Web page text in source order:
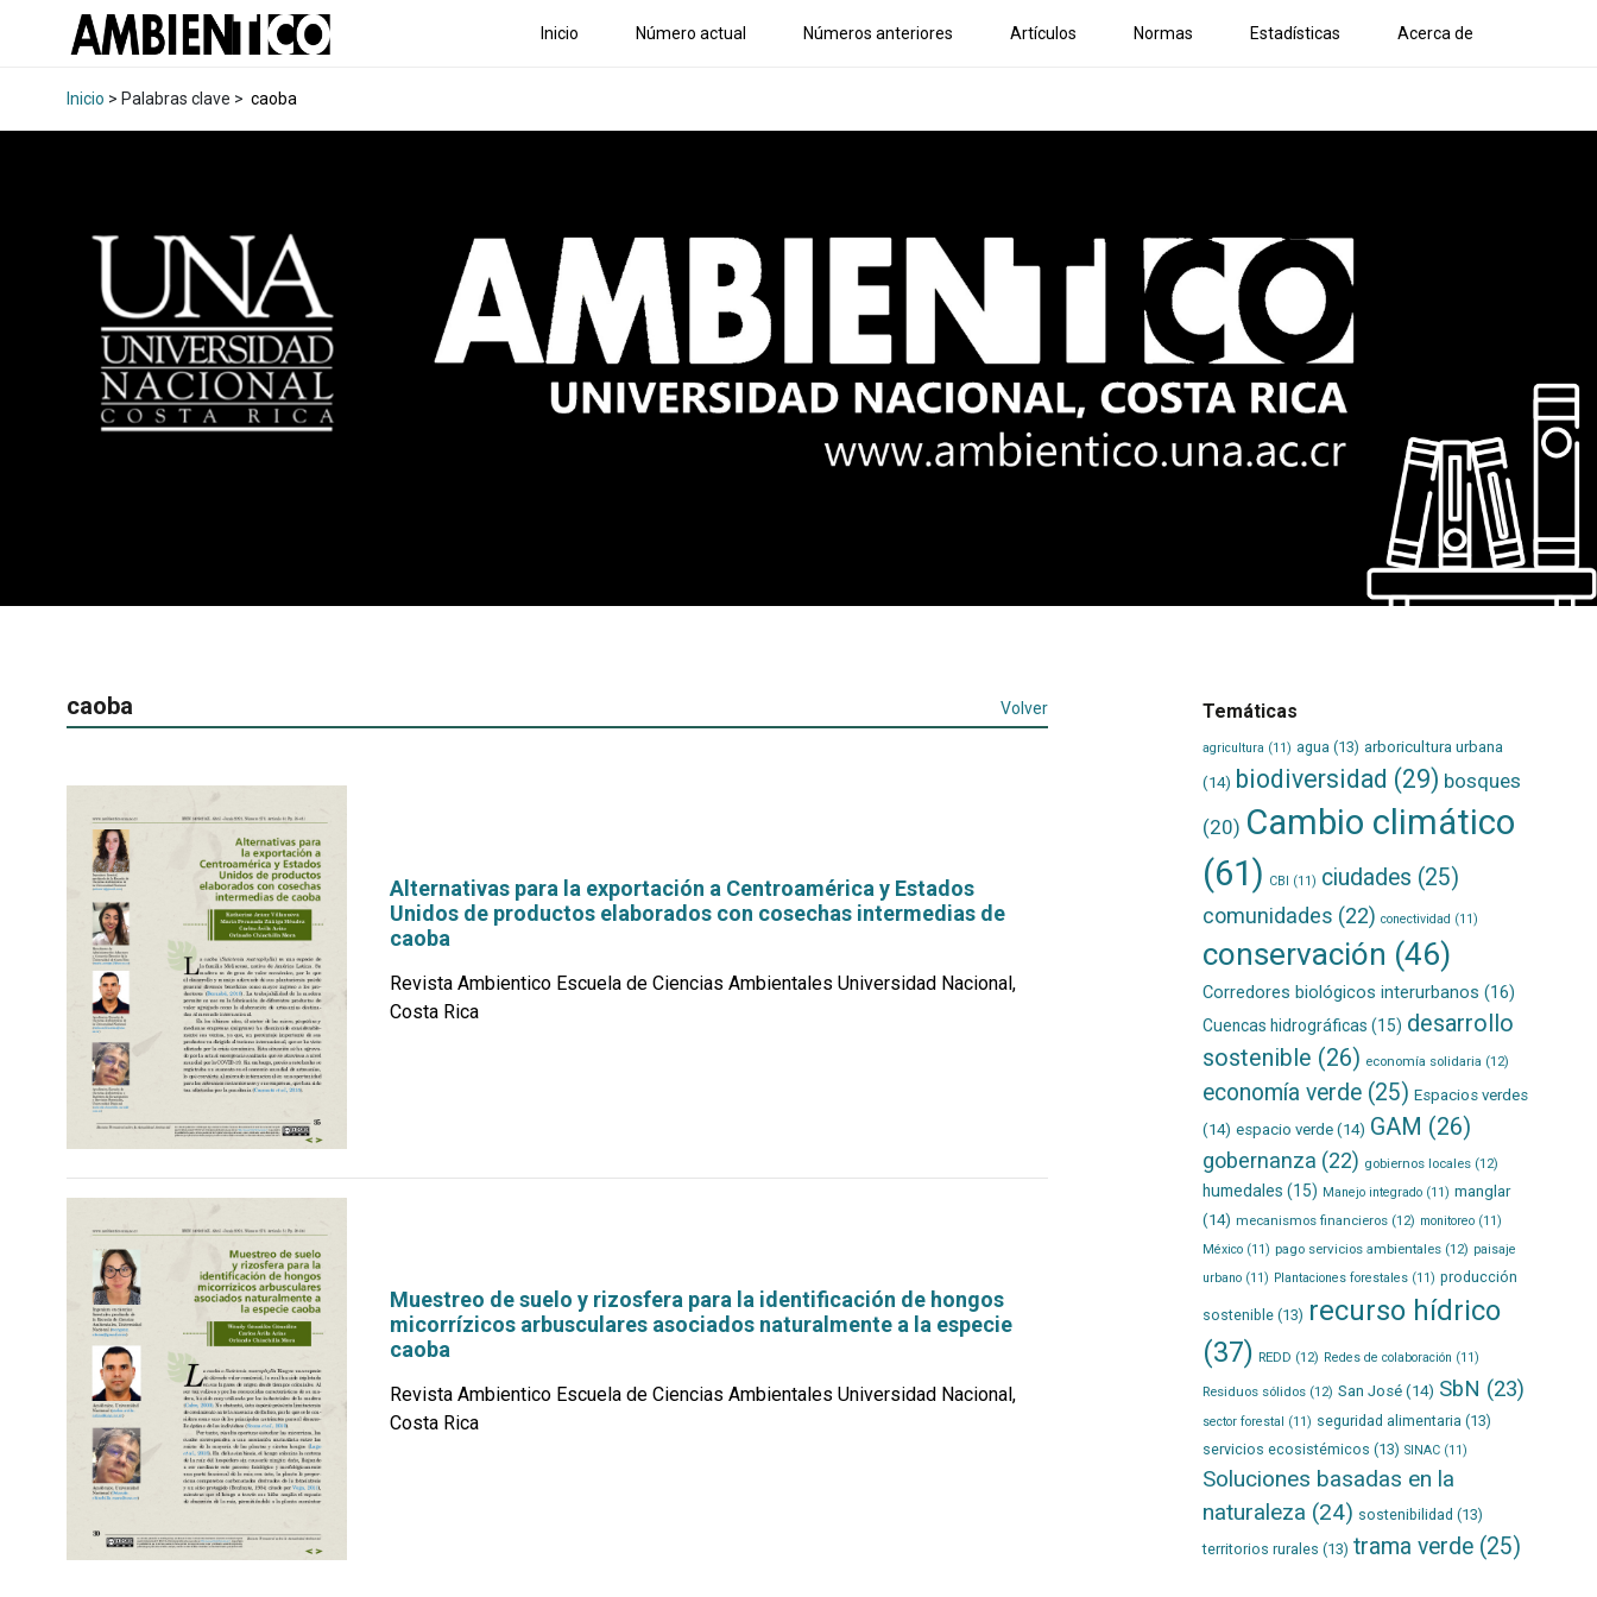
Inicio Número actual Números anteriores Artículos Normas Estadísticas Acerca de
Inicio > Palabras clave > caoba
caoba Volver
Alternativas para la exportación a Centroamérica y Estados
Unidos de productos elaborados con cosechas intermedias de
caoba
Revista Ambientico Escuela de Ciencias Ambientales Universidad Nacional,
Costa Rica
Muestreo de suelo y rizosfera para la identificación de hongos
micorrízicos arbusculares asociados naturalmente a la especie
caoba
Revista Ambientico Escuela de Ciencias Ambientales Universidad Nacional,
Costa Rica
Temáticas
agricultura (11) agua (13) arboricultura urbana
(14) biodiversidad (29) bosques
(20) Cambio climático
(61) CBI (11) ciudades (25)
comunidades (22) conectividad (11)
conservación (46)
Corredores biológicos interurbanos (16)
Cuencas hidrográficas (15) desarrollo
sostenible (26) economía solidaria (12)
economía verde(25) Espacios verdes
(14) espacio verde(14) GAM (26)
gobernanza (22) gobiernos locales(12)
humedales (15) Manejo integrado(11) manglar
(14) mecanismos financieros(12) monitoreo(11)
México(11) pago servicios ambientales(12) paisaje
urbano(11) Plantaciones forestales(11) producción
sostenible(13) recurso hídrico
(37) REDD (12) Redes de colaboración (11)
Residuos sólidos(12) San José(14) SbN (23)
sector forestal (11) seguridad alimentaria (13)
servicios ecosistémicos (13) SINAC(11)
Soluciones basadas en la
naturaleza (24) sostenibilidad (13)
territorios rurales (13) trama verde(25)